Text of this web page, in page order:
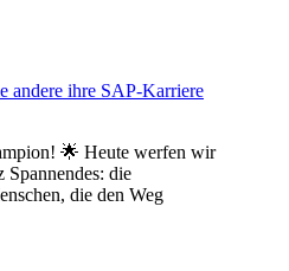
andere ihre SAP-Karriere
🌟 Heute werfen wir
Spannendes: die
die den Weg